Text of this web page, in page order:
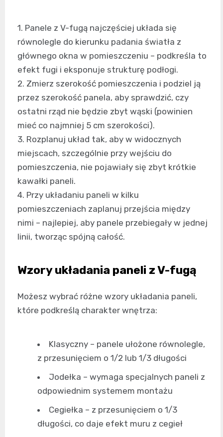
1. Panele z V-fugą najczęściej układa się
równolegle do kierunku padania światła z
głównego okna w pomieszczeniu – podkreśla to
efekt fugi i eksponuje strukturę podłogi.
2. Zmierz szerokość pomieszczenia i podziel ją
przez szerokość panela, aby sprawdzić, czy
ostatni rząd nie będzie zbyt wąski (powinien
mieć co najmniej 5 cm szerokości).
3. Rozplanuj układ tak, aby w widocznych
miejscach, szczególnie przy wejściu do
pomieszczenia, nie pojawiały się zbyt krótkie
kawałki paneli.
4. Przy układaniu paneli w kilku
pomieszczeniach zaplanuj przejścia między
nimi – najlepiej, aby panele przebiegały w jednej
linii, tworząc spójną całość.
Wzory układania paneli z V-fugą
Możesz wybrać różne wzory układania paneli,
które podkreślą charakter wnętrza:
Klasyczny – panele ułożone równolegle,
z przesunięciem o 1/2 lub 1/3 długości
Jodełka – wymaga specjalnych paneli z
odpowiednim systemem montażu
Cegiełka – z przesunięciem o 1/3
długości, co daje efekt muru z cegieł